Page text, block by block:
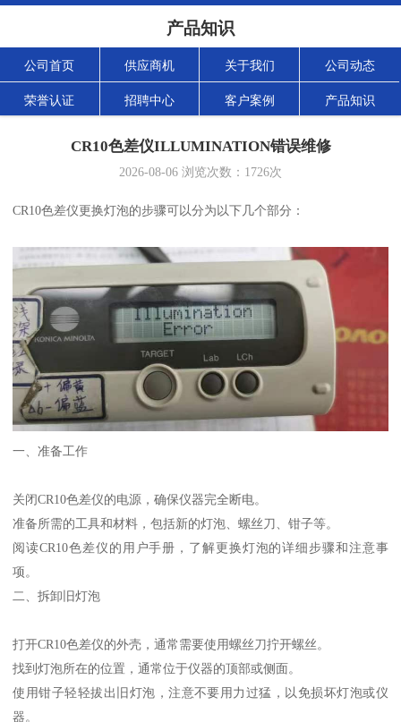
产品知识
公司首页 供应商机 关于我们 公司动态
荣誉认证 招聘中心 客户案例 产品知识
CR10色差仪ILLUMINATION错误维修
2026-08-06 浏览次数： 1726次
CR10色差仪更换灯泡的步骤可以分为以下几个部分：
一、准备工作
关闭CR10色差仪的电源，确保仪器完全断电。
准备所需的工具和材料，包括新的灯泡、螺丝刀、钳子等。
阅读CR10色差仪的用户手册，了解更换灯泡的详细步骤和注意事
项。
二、拆卸旧灯泡
打开CR10色差仪的外壳，通常需要使用螺丝刀拧开螺丝。
找到灯泡所在的位置，通常位于仪器的顶部或侧面。
使用钳子轻轻拔出旧灯泡，注意不要用力过猛，以免损坏灯泡或仪
器。